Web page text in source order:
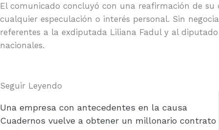
El comunicado concluyó con una reafirmación de su
cualquier especulación o interés personal. Sin
referentes a la exdiputada Liliana Fadul y al
nacionales.
Seguir Leyendo
Una empresa con antecedentes en la causa
Cuadernos vuelve a obtener un millonario contrato